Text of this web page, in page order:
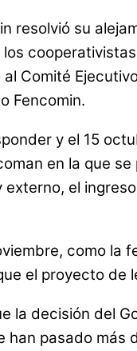
resolvió su
Comité
Fencomin.
y el 15
en la que
el
como la
el proyecto de
la decisión del
han pasado más